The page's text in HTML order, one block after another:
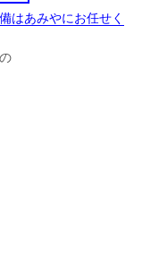
はあみやにお任せく